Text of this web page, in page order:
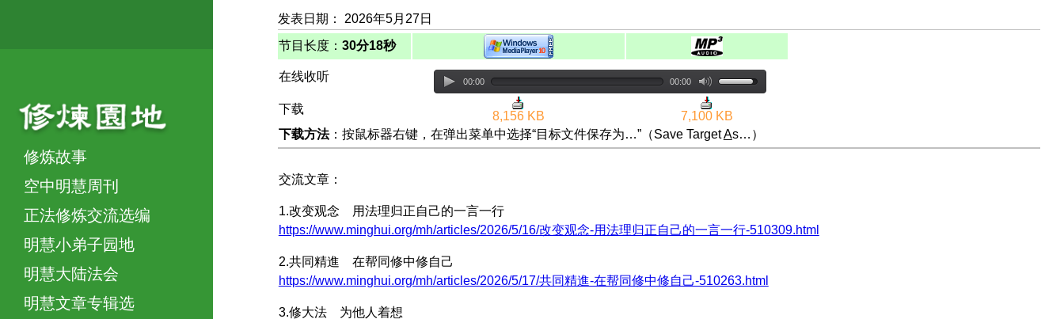
修炼故事
空中明慧周刊
正法修炼交流选编
明慧小弟子园地
明慧大陆法会
明慧文章专辑选
发表日期： 2026年5月27日
节目长度： 30分18秒
在线收听 00:00 00:00
下载
8,156 KB
7,100 KB
下载方法：按鼠标器右键，在弹出菜单中选择“目标文件保存为…”（Save TargetAs…）
交流文章：
1.改变观念 用法理归正自己的一言一行
https://www.minghui.org/mh/articles/2026/5/16/改变观念-用法理归正自己的一言一行-510309.html
2.共同精進 在帮同修中修自己
https://www.minghui.org/mh/articles/2026/5/17/共同精進-在帮同修中修自己-510263.html
3.修大法 为他人着想